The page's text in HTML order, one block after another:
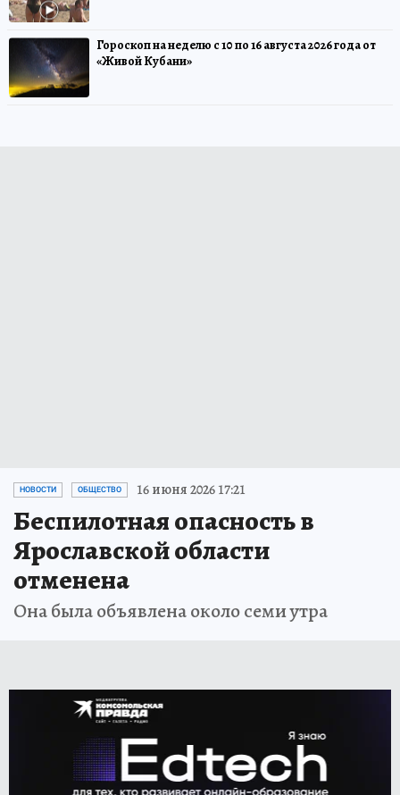
Гороскоп на неделю с 10 по 16 августа 2026 года от
«Живой Кубани»
НОВОСТИ ОБЩЕСТВО 16 июня 2026 17:21
Беспилотная опасность в
Ярославской области
отменена
Она была объявлена около семи утра